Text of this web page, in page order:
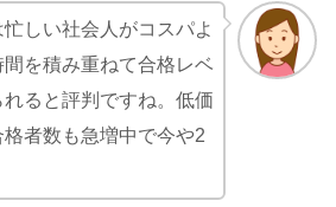
しい社会人がコスパよ
を積み重ねて合格レベ
ると評判ですね。低価
者数も急増中で今や2